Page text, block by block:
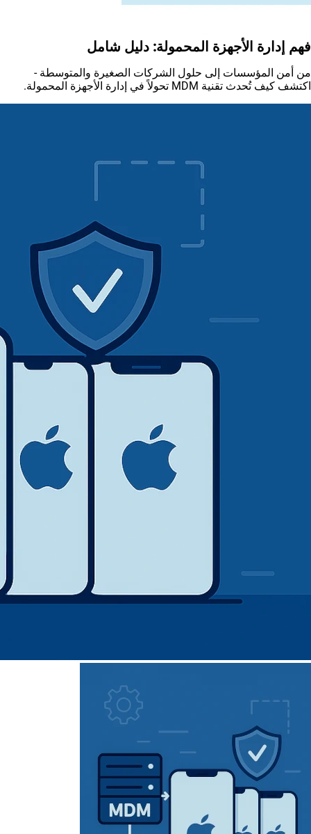
فهم إدارة الأجهزة المحمولة: دليل شامل
من أمن المؤسسات إلى حلول الشركات الصغيرة والمتوسطة -
اكتشف كيف تُحدث تقنية MDM تحولاً في إدارة الأجهزة المحمولة.